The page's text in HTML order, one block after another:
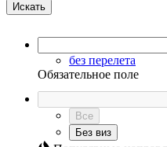
Искать
без перелета
Обязательное поле
Все
Без виз